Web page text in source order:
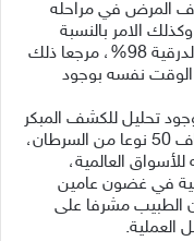
المرض في مراحله
سرطان البروستات بلغت 98% وكذلك الامر بالنسبة
لسرطان الثدي 98% وأيضا سرطان الغدة الدرقية 98%، مرجعا ذلك
الوقت نفسه بوجود
تحليل للكشف المبكر
في أمريكا بقيمة 950 دولار، بإمكانه اكتشاف 50 نوعا من السرطان،
للأسواق العالمية،
في غضون عامين
الطبيب مشرفا على
العملية.